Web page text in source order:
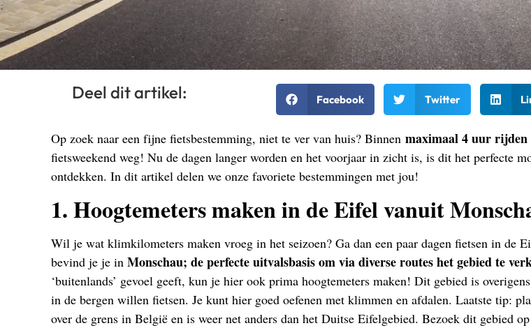
Deel dit artikel: Facebook Twitter
Op zoek naar een fijne fietsbestemming, niet te ver van huis? Binnen maximaal 4 uur
fietsweekend weg! Nu de dagen langer worden en het voorjaar in zicht is, is dit het perfecte
ontdekken. In dit artikel delen we onze favoriete bestemmingen met jou!
1. Hoogtemeters maken in de Eifel vanuit
Wil je wat klimkilometers maken vroeg in het seizoen? Ga dan een paar dagen fietsen in
bevind je je in Monschau; de perfecte uitvalsbasis om via diverse routes het gebied te
‘buitenlands’ gevoel geeft, kun je hier ook prima hoogtemeters maken! Dit gebied is
in de bergen willen fietsen. Je kunt hier goed oefenen met klimmen en afdalen. Laatste tip:
over de grens in België en is weer net anders dan het Duitse Eifelgebied. Bezoek dit gebied